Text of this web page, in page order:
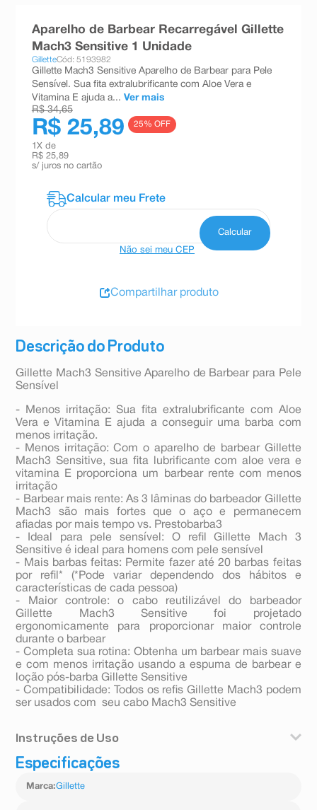
Descrição do Produto
Gillette Mach3 Sensitive Aparelho de Barbear para Pele
Sensível
- Menos irritação: Sua fita extralubrificante com Aloe
Vera e Vitamina E ajuda a conseguir uma barba com
menos irritação.
- Menos irritação: Com o aparelho de barbear Gillette
Mach3 Sensitive, sua fita lubrificante com aloe vera e
vitamina E proporciona um barbear rente com menos
irritação
- Barbear mais rente: As 3 lâminas do barbeador Gillette
Mach3 são mais fortes que o aço e permanecem
afiadas por mais tempo vs. Prestobarba3
- Ideal para pele sensível: O refil Gillette Mach 3
Sensitive é ideal para homens com pele sensível
- Mais barbas feitas: Permite fazer até 20 barbas feitas
por refil* (*Pode variar dependendo dos hábitos e
características de cada pessoa)
- Maior controle: o cabo reutilizável do barbeador
Gillette Mach3 Sensitive foi projetado
ergonomicamente para proporcionar maior controle
durante o barbear
- Completa sua rotina: Obtenha um barbear mais suave
e com menos irritação usando a espuma de barbear e
loção pós-barba Gillette Sensitive
- Compatibilidade: Todos os refis Gillette Mach3 podem
ser usados com seu cabo Mach3 Sensitive
Instruções de Uso
Aplique o creme de barbear e deslize o aparelho sobre
Especificações
Marca:Gillette
Aparelho de Barbear Recarregável Gillette
Mach3 Sensitive 1 Unidade
GilletteCód: 5193982
Gillette Mach3 Sensitive Aparelho de Barbear para Pele
Sensível. Sua fita extralubrificante com Aloe Vera e
Vitamina E ajuda a... Ver mais
R$ 34,65
R$ 25,89 25% OFF
1 X de
R$ 25,89
s/ juros no cartão
Não sei meu CEP
Compartilhar produto
esmalte
10ºabsorvente